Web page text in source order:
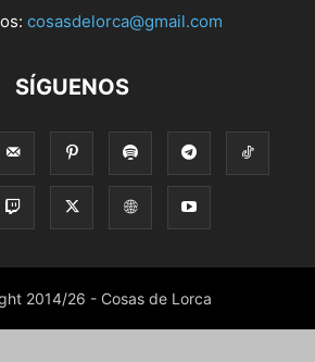
cosasdelorca@gmail.com
SÍGUENOS
2014/26 - Cosas de Lorca